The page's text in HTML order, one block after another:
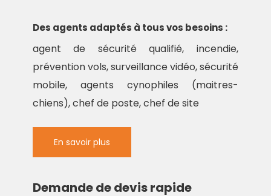
Des agents adaptés à tous vos besoins :
agent de sécurité qualifié, incendie,
prévention vols, surveillance vidéo, sécurité
mobile, agents cynophiles (maitres-
chiens), chef de poste, chef de site
En savoir plus
Demande de devis rapide